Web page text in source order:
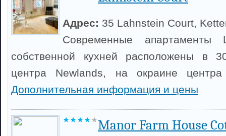
Адрес: 35 Lahnstein Court,
Современные
собственной кухней расположены в
центра Newlands, на окраине центра
Дополнительная информация и цены
Manor Farm House